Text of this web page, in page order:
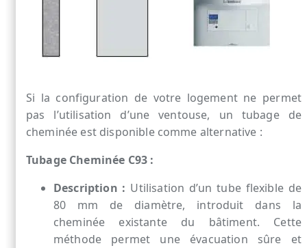
Si la configuration de votre logement ne permet
pas l’utilisation d’une ventouse, un tubage de
cheminée est disponible comme alternative :
Tubage Cheminée C93 :
Description : Utilisation d’un tube flexible de
80 mm de diamètre, introduit dans la
cheminée existante du bâtiment. Cette
méthode permet une évacuation sûre et